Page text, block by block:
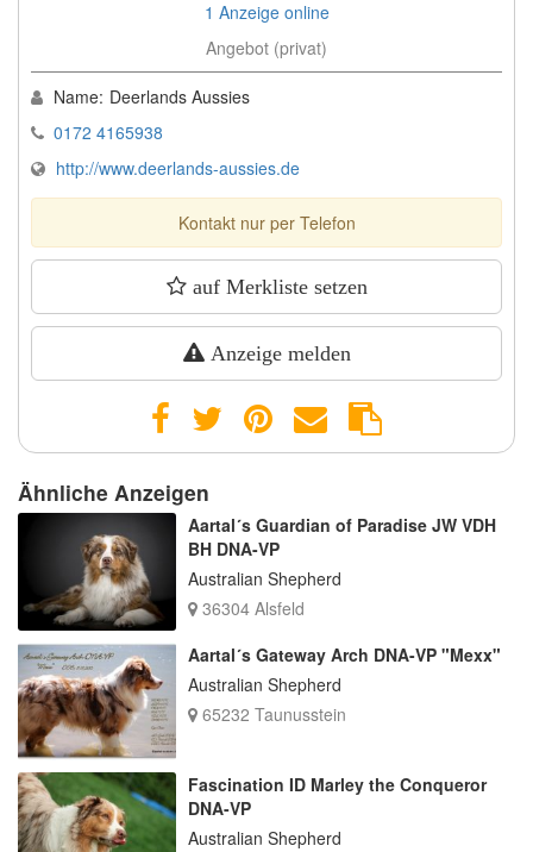
1 Anzeige online
Angebot (privat)
Name: Deerlands Aussies
0172 4165938
http://www.deerlands-aussies.de
Kontakt nur per Telefon
auf Merkliste setzen
Anzeige melden
Ähnliche Anzeigen
Aartal´s Guardian of Paradise JW VDH
BH DNA-VP
Australian Shepherd
36304 Alsfeld
Aartal´s Gateway Arch DNA-VP "Mexx"
Australian Shepherd
65232 Taunusstein
Fascination ID Marley the Conqueror
DNA-VP
Australian Shepherd